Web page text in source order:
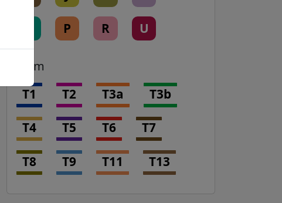
P R U
Tram
T1 T2 T3a T3b
T4 T5 T6 T7
T8 T9 T11 T13